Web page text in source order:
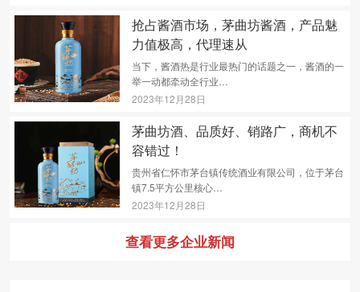
抢占酱酒市场，茅曲坊酱酒，产品魅
力值极高，代理速从
当下，酱酒热是行业最热门的话题之一，酱酒的一
举一动都牵动全行业…
2023年12月28日
茅曲坊酒、品质好、销路广，商机不
容错过！
贵州省仁怀市茅台镇传统酒业有限公司，位于茅台
镇7.5平方公里核心…
2023年12月28日
查看更多企业新闻